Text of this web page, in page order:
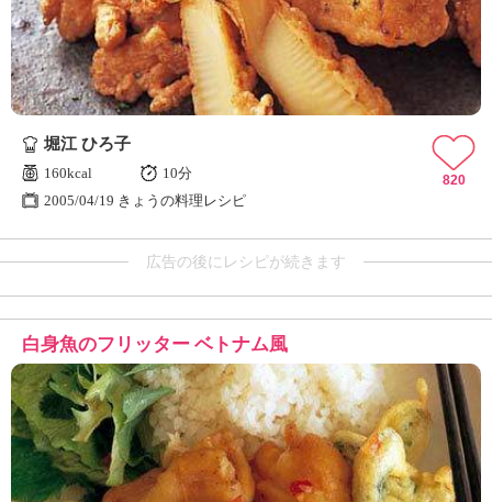
堀江 ひろ子
160kcal
10分
2005/04/19 きょうの料理レシピ
820
広告の後にレシピが続きます
白身魚のフリッター ベトナム風